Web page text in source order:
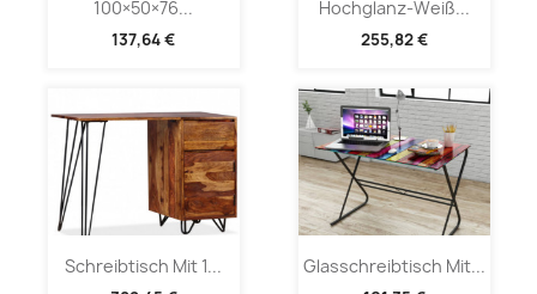
100×50×76...
137,64 €
Hochglanz-Weiß...
255,82 €
Schreibtisch Mit 1... Glasschreibtisch Mit...